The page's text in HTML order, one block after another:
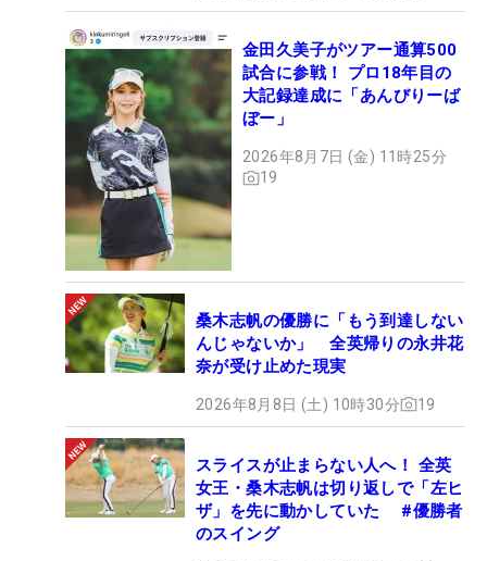
金田久美子がツアー通算500
試合に参戦！ プロ18年目の
大記録達成に「あんびりーば
ぼー」
2026年8月7日 (金) 11時25分
19
桑木志帆の優勝に「もう到達しない
んじゃないか」 全英帰りの永井花
奈が受け止めた現実
2026年8月8日 (土) 10時30分 19
スライスが止まらない人へ！ 全英
女王・桑木志帆は切り返しで「左ヒ
ザ」を先に動かしていた #優勝者
のスイング